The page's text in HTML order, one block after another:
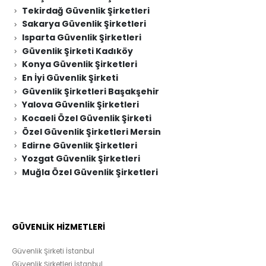
Tekirdağ Güvenlik Şirketleri
Sakarya Güvenlik Şirketleri
Isparta Güvenlik Şirketleri
Güvenlik Şirketi Kadıköy
Konya Güvenlik Şirketleri
En İyi Güvenlik Şirketi
Güvenlik Şirketleri Başakşehir
Yalova Güvenlik Şirketleri
Kocaeli Özel Güvenlik Şirketi
Özel Güvenlik Şirketleri Mersin
Edirne Güvenlik Şirketleri
Yozgat Güvenlik Şirketleri
Muğla Özel Güvenlik Şirketleri
GÜVENLİK HİZMETLERİ
Güvenlik Şirketi İstanbul
Güvenlik Şirketleri İstanbul